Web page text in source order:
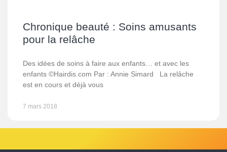
Chronique beauté : Soins amusants
pour la relâche
Des idées de soins à faire aux enfants… et avec les
enfants ©Hairdis.com Par : Annie Simard La relâche
est en cours et déjà vous
7 mars 2018